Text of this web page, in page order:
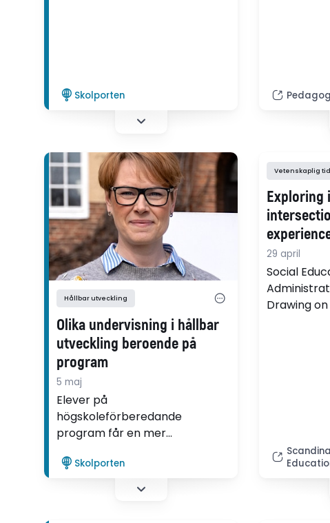
Skolporten
Hållbar utveckling
Olika undervisning i hållbar
utveckling beroende på
program
5 maj
Elever på
högskoleförberedande
program får en mer
resonerande undervisning om
hållbar utveckling, medan
Skolporten
Vetenskaplig
Exploring
Denmark
29 april
Social
Drawing